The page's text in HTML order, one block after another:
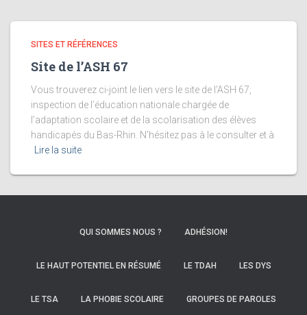
SITES ET RÉFÉRENCES
Site de l’ASH 67
Vous trouverez ci-joint le lien vers le site de l’ASH 67,
inspection de l’éducation nationale chargée de
l’adaptation scolaire et de la scolarisation des élèves
handicapés du Bas-Rhin. N’hésitez pas à le consulter et à
Lire la suite
QUI SOMMES NOUS ? ADHÉSION!
LE HAUT POTENTIEL EN RÉSUMÉ LE TDAH LES DYS
LE TSA LA PHOBIE SCOLAIRE GROUPES DE PAROLES